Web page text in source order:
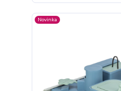
Novinka